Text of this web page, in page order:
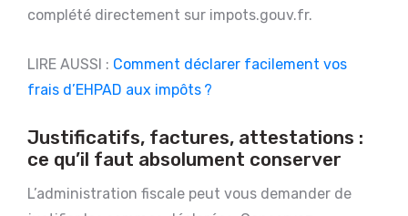
complété directement sur impots.gouv.fr.
LIRE AUSSI : Comment déclarer facilement vos
frais d’EHPAD aux impôts ?
Justificatifs, factures, attestations :
ce qu’il faut absolument conserver
L’administration fiscale peut vous demander de